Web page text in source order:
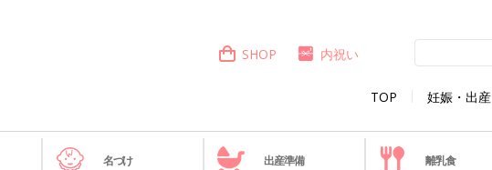
TOP 妊娠・出産
SHOP 内祝い
名づけ 出産準備 離乳食